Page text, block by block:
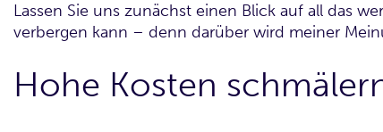
Lassen Sie uns zunächst einen Blick auf all das
verbergen kann – denn darüber wird meiner
Hohe Kosten